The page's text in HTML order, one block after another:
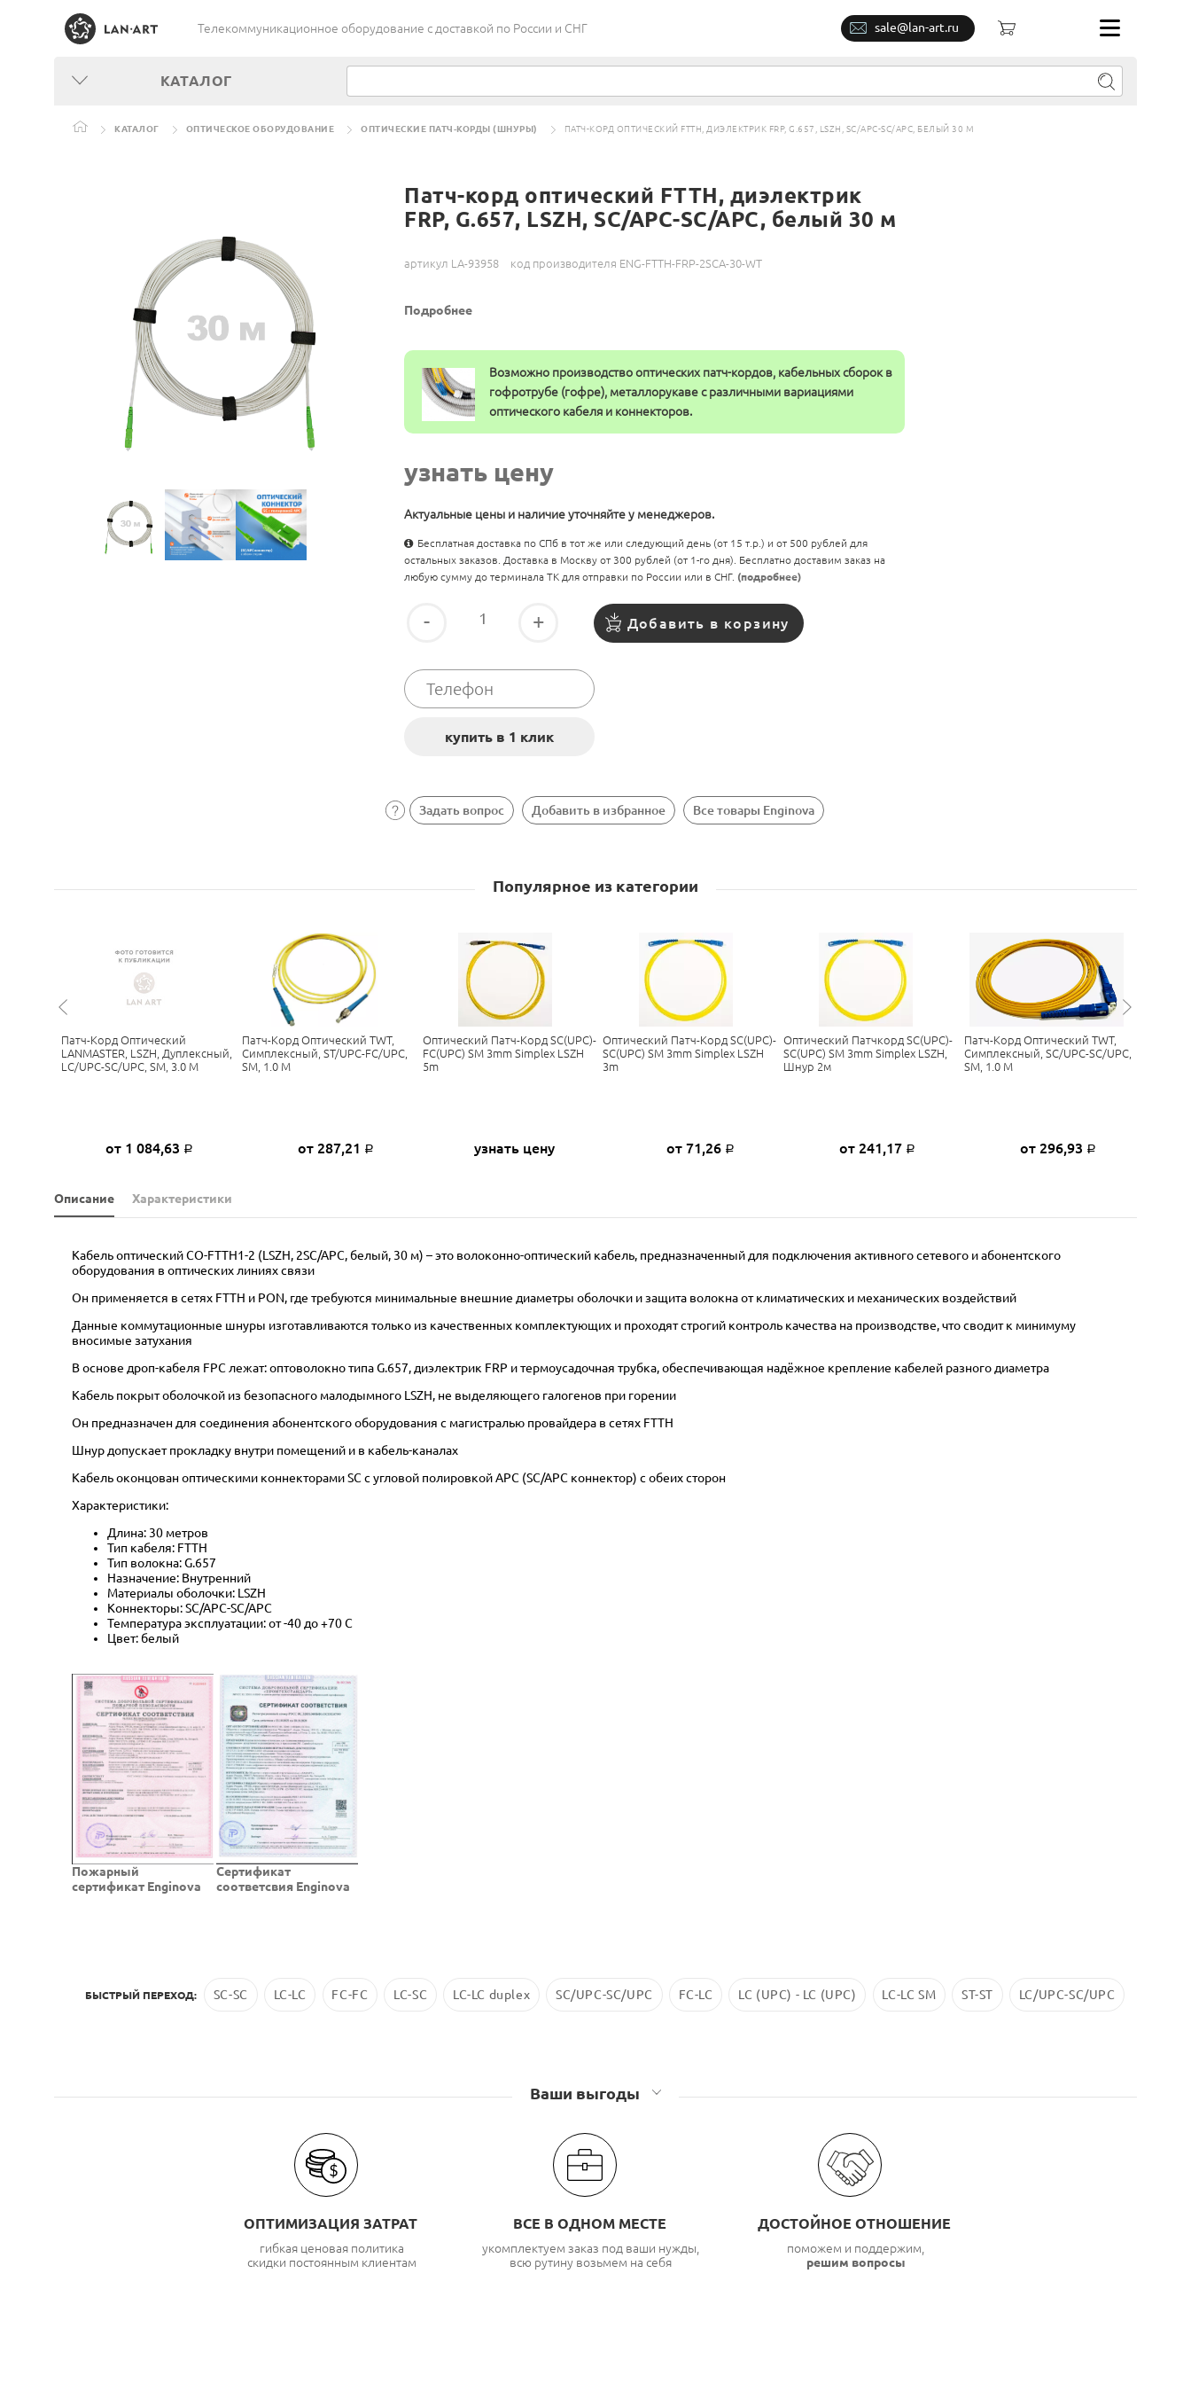
Телекоммуникационное оборудование c доставкой по России и СНГ sale@lan-art.ru
КАТАЛОГ
КАТАЛОГ ОПТИЧЕСКОЕ ОБОРУДОВАНИЕ ОПТИЧЕСКИЕ ПАТЧ-КОРДЫ (ШНУРЫ) ПАТЧ-КОРД ОПТИЧЕСКИЙ FTTH, ДИЭЛЕКТРИК FRP, G.657, LSZH, SC/APC-SC/APC, БЕЛЫЙ 30 М
Патч-корд оптический FTTH, диэлектрик
FRP, G.657, LSZH, SC/APC-SC/APC, белый 30 м
артикул LA-93958 код производителя ENG-FTTH-FRP-2SCA-30-WT
Подробнее
Возможно производство оптических патч-кордов, кабельных сборок в
гофротрубе (гофре), металлорукаве с различными вариациями
оптического кабеля и коннекторов.
узнать цену
Актуальные цены и наличие уточняйте у менеджеров.
Бесплатная доставка по СПб в тот же или следующий день (от 15 т.р.) и от 500 рублей для
остальных заказов. Доставка в Москву от 300 рублей (от 1-го дня). Бесплатно доставим заказ на
любую сумму до терминала ТК для отправки по России или в СНГ. (подробнее)
- + Добавить в корзину
Задать вопрос Добавить в избранное Все товары Enginova
Популярное из категории
Патч-Корд Оптический
LANMASTER, LSZH, Дуплексный,
LC/UPC-SC/UPC, SM, 3.0 М
от 1 084,63 Р
Патч-Корд Оптический TWT,
Симплексный, ST/UPC-FC/UPC,
SM, 1.0 М
от 287,21 Р
Оптический Патч-Корд SC(UPC)-
FC(UPC) SM 3mm Simplex LSZH
5m
узнать цену
Оптический Патч-Корд SC(UPC)-
SC(UPC) SM 3mm Simplex LSZH
3m
от 71,26 Р
Оптический Патчкорд SC(UPC)-
SC(UPC) SM 3mm Simplex LSZH,
Шнур 2м
от 241,17 Р
Патч-Корд Оптический TWT,
Симплексный, SC/UPC-SC/UPC,
SM, 1.0 М
от 296,93 Р
Описание Характеристики
Кабель оптический CO-FTTH1-2 (LSZH, 2SC/APC, белый, 30 м) – это волоконно-оптический кабель, предназначенный для подключения активного сетевого и абонентского
оборудования в оптических линиях связи
Он применяется в сетях FTTH и PON, где требуются минимальные внешние диаметры оболочки и защита волокна от климатических и механических воздействий
Данные коммутационные шнуры изготавливаются только из качественных комплектующих и проходят строгий контроль качества на производстве, что сводит к минимуму
вносимые затухания
В основе дроп-кабеля FPC лежат: оптоволокно типа G.657, диэлектрик FRP и термоусадочная трубка, обеспечивающая надёжное крепление кабелей разного диаметра
Кабель покрыт оболочкой из безопасного малодымного LSZH, не выделяющего галогенов при горении
Он предназначен для соединения абонентского оборудования с магистралью провайдера в сетях FTTH
Шнур допускает прокладку внутри помещений и в кабель-каналах
Кабель оконцован оптическими коннекторами SC с угловой полировкой APC (SC/APC коннектор) с обеих сторон
Характеристики:
Длина: 30 метров
Тип кабеля: FTTH
Тип волокна: G.657
Назначение: Внутренний
Материалы оболочки: LSZH
Коннекторы: SC/APC-SC/APC
Температура эксплуатации: от -40 до +70 C
Цвет: белый
Пожарный
сертификат Enginova
Cертификат
соответсвия Enginova
БЫСТРЫЙ ПЕРЕХОД: SC-SC LC-LC FC-FC LC-SC LC-LC duplex SC/UPC-SC/UPC FC-LC LC (UPC) - LC (UPC) LC-LC SM ST-ST LC/UPC-SС/UPC
Ваши выгоды
ОПТИМИЗАЦИЯ ЗАТРАТ
гибкая ценовая политика
скидки постоянным клиентам
ВСЕ В ОДНОМ МЕСТЕ
укомплектуем заказ под ваши нужды,
всю рутину возьмем на себя
ДОСТОЙНОЕ ОТНОШЕНИЕ
поможем и поддержим,
решим вопросы